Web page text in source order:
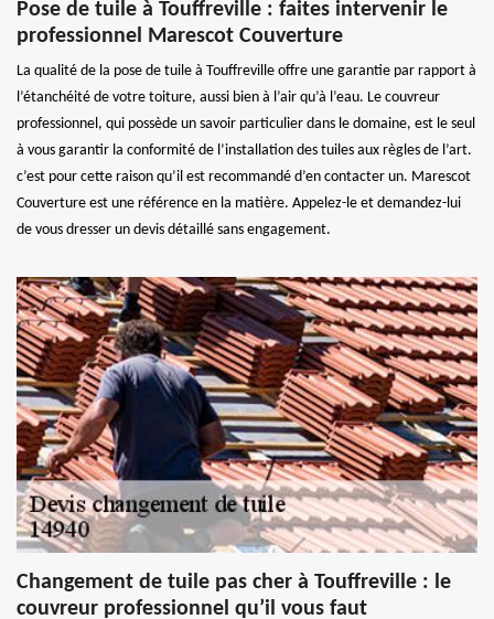
Pose de tuile à Touffreville : faites intervenir le
professionnel Marescot Couverture
La qualité de la pose de tuile à Touffreville offre une garantie par rapport à
l’étanchéité de votre toiture, aussi bien à l’air qu’à l’eau. Le couvreur
professionnel, qui possède un savoir particulier dans le domaine, est le seul
à vous garantir la conformité de l’installation des tuiles aux règles de l’art.
c’est pour cette raison qu’il est recommandé d’en contacter un. Marescot
Couverture est une référence en la matière. Appelez-le et demandez-lui
de vous dresser un devis détaillé sans engagement.
Changement de tuile pas cher à Touffreville : le
couvreur professionnel qu’il vous faut